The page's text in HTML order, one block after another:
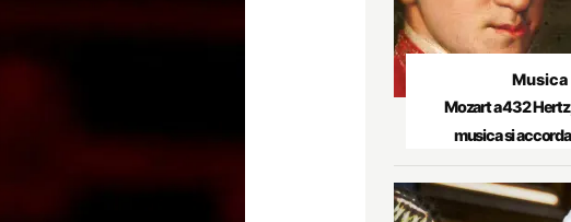
Musica
Mozart a 432
musica si accorda